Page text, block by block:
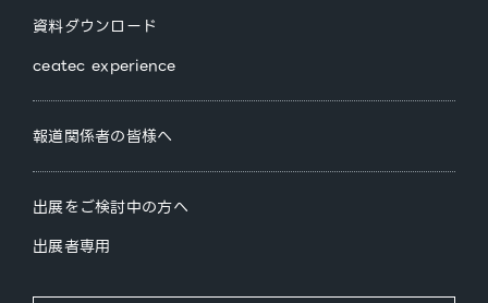
資料ダウンロード
ceatec experience
報道関係者の皆様へ
出展をご検討中の方へ
出展者専用